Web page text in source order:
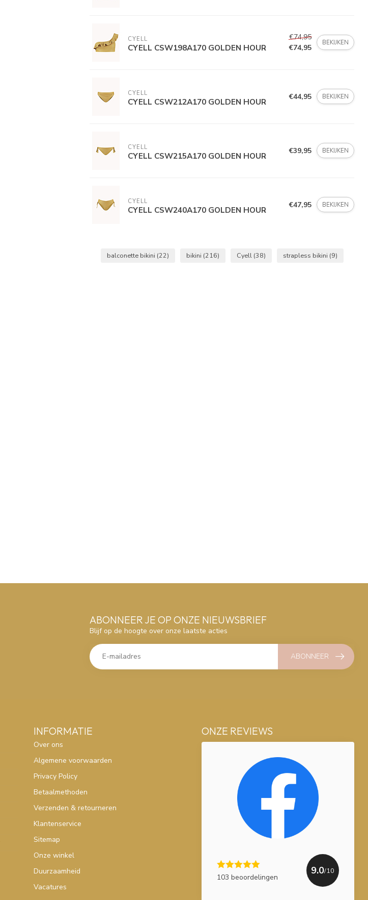
CYELL
CYELL CSW198A170 GOLDEN HOUR
€74,95
€74,95
BEKIJKEN
CYELL
CYELL CSW212A170 GOLDEN HOUR €44,95 BEKIJKEN
CYELL
CYELL CSW215A170 GOLDEN HOUR €39,95 BEKIJKEN
CYELL
CYELL CSW240A170 GOLDEN HOUR €47,95 BEKIJKEN
balconette bikini (22) bikini (216) Cyell (38) strapless bikini (9)
ABONNEER JE OP ONZE NIEUWSBRIEF
Blijf op de hoogte over onze laatste acties
ABONNEER
INFORMATIE
Over ons
Algemene voorwaarden
Privacy Policy
Betaalmethoden
Verzenden & retourneren
Klantenservice
Sitemap
Onze winkel
Duurzaamheid
Vacatures
ONZE REVIEWS
103 beoordelingen
9.0/10